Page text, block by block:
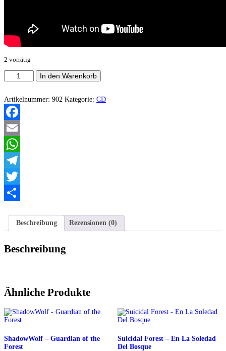
2 vorrätig
Bode
Preto
Inverted
Blood
Menge
In den Warenkorb
Artikelnummer: 902 Kategorie: CD
Facebook
Email
WhatsApp
Telegram
Twitter
Beschreibung
Rezensionen (0)
Beschreibung
Ähnliche Produkte
ShadowWolf – Guardian of the
Forest
Suicidal Forest – En La Soledad
Del Bosque